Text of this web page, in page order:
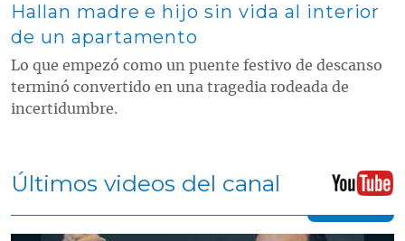
Hallan madre e hijo sin vida al interior
de un apartamento
Lo que empezó como un puente festivo de descanso
terminó convertido en una tragedia rodeada de
incertidumbre.
Últimos videos del canal